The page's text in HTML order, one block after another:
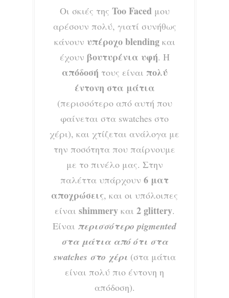
Οι σκιές της Too Faced μου
αρέσουν πολύ, γιατί συνήθως
κάνουν υπέροχο blending και
έχουν βουτυρένια υφή. Η
απόδοσή τους είναι πολύ
έντονη στα μάτια
(περισσότερο από αυτή που
φαίνεται στα swatches στο
χέρι), και χτίζεται ανάλογα με
την ποσότητα που παίρνουμε
με το πινέλο μας. Στην
παλέττα υπάρχουν 6 ματ
αποχρώσεις, και οι υπόλοιπες
είναι shimmeryκαι 2 glittery.
Είναι περισσότερο pigmented
στα μάτια από ότι στα
swatches στο χέρι (στα μάτια
είναι πολύ πιο έντονη η
απόδοση).